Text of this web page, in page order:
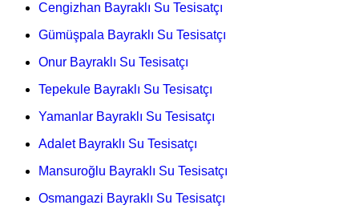
Cengizhan Bayraklı Su Tesisatçı
Gümüşpala Bayraklı Su Tesisatçı
Onur Bayraklı Su Tesisatçı
Tepekule Bayraklı Su Tesisatçı
Yamanlar Bayraklı Su Tesisatçı
Adalet Bayraklı Su Tesisatçı
Mansuroğlu Bayraklı Su Tesisatçı
Osmangazi Bayraklı Su Tesisatçı